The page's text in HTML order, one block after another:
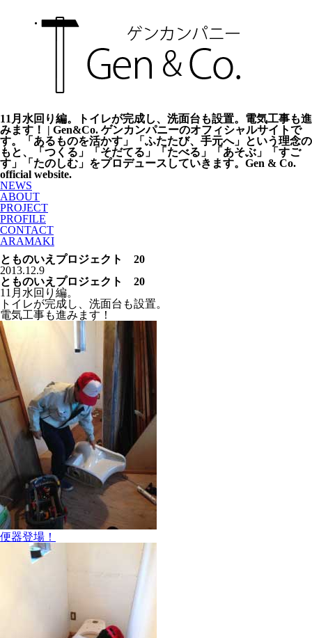
11月水回り編。トイレが完成し、洗面台も設置。電気工事も進
みます！ | Gen&Co. ゲンカンパニーのオフィシャルサイトで
す。「あるものを活かす」「ふたたび、手元へ」という理念の
もと、「つくる」「そだてる」「たべる」「あそぶ」「すご
す」「たのしむ」をプロデュースしていきます。Gen & Co.
official website.
NEWS
ABOUT
PROJECT
PROFILE
CONTACT
ARAMAKI
とものいえプロジェクト 20
2013.12.9
とものいえプロジェクト 20
11月水回り編。
トイレが完成し、洗面台も設置。
電気工事も進みます！
便器登場！